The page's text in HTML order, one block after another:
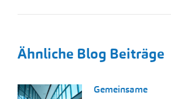
Ähnliche Blog Beiträge
Gemeinsame